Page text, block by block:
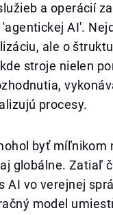
a operácií
AI'.
ale o
stroje nielen
procesy.
byť míľnikom
globálne. Zatiaľ
AI vo verejnej
model